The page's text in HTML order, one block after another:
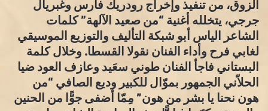
الزوق، من تنفيذ وإخراج رودريك فارس وغبريال
جرجي، يتخلله أغنية “من صعيد الآلهة” كلمات
الشاعر الياس أبو شبكة التأليف والتوزيع الموسيقي
لغابي فرح وأداء الفنان نقولا القسطا. وخلال كلمة
البستاني فاجأ الفنان طوني سعَيد وعازف العود ضيا
الحلاّني الجمهور بموّال للكبير وديع الصافي “من
هون نحنا يا بشر من هون” مِمّا أضفى جوًّا من الحنين